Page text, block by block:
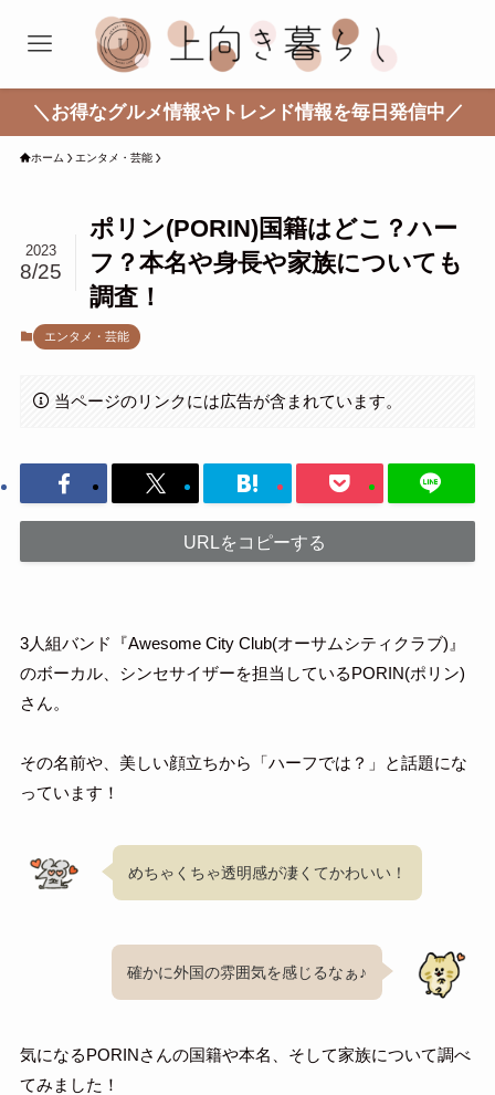
＼お得なグルメ情報やトレンド情報を毎日発信中／
ホーム エンタメ・芸能
ポリン(PORIN)国籍はどこ？ハー
フ？本名や身長や家族についても
調査！
2023
8/25
エンタメ・芸能
当ページのリンクには広告が含まれています。
URLをコピーする
3人組バンド『Awesome City Club(オーサムシティクラブ)』
のボーカル、シンセサイザーを担当しているPORIN(ポリン)
さん。
その名前や、美しい顔立ちから「ハーフでは？」と話題にな
っています！
めちゃくちゃ透明感が凄くてかわいい！
確かに外国の雰囲気を感じるなぁ♪
気になるPORINさんの国籍や本名、そして家族について調べ
てみました！